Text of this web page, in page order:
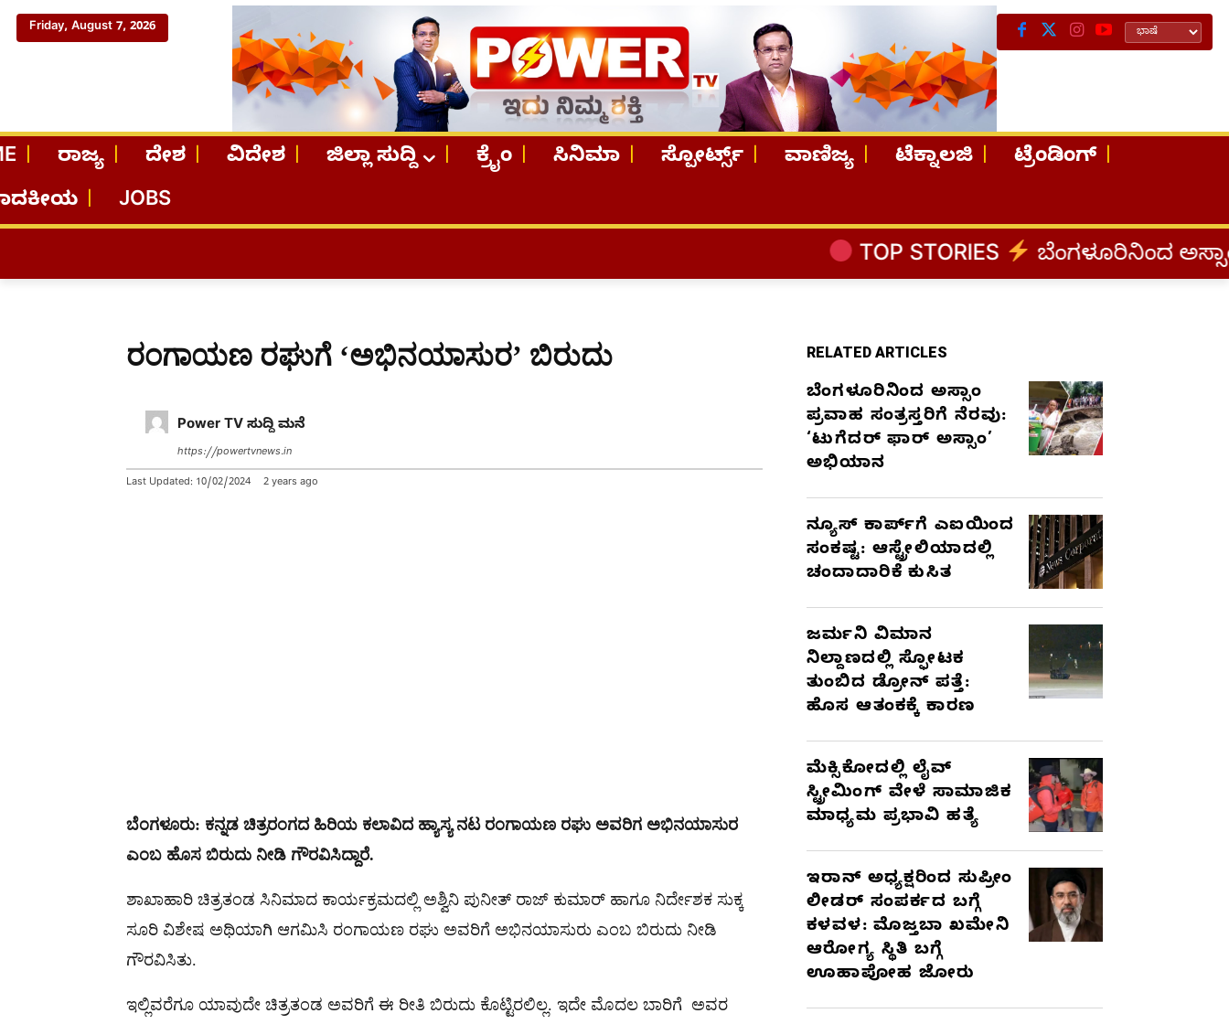
Friday, August 7, 2026
ರಾಜ್ಯ ದೇಶ ವಿದೇಶ ಜಿಲ್ಲಾ ಸುದ್ದಿ ಕ್ರೈಂ ಸಿನಿಮಾ ಸ್ಪೋರ್ಟ್ಸ್ ವಾಣಿಜ್ಯ ಟೆಕ್ನಾಲಜಿ
ಟ್ರೆಂಡಿಂಗ್
JOBS
TOP STORIES ಬೆಂಗಳೂರಿನಿಂದ ಅಸ್ಸಾಂ ಪ್ರವಾಹ
ರಂಗಾಯಣ ರಘುಗೆ ‘ಅಭಿನಯಾಸುರ’ ಬಿರುದು
Power TV ಸುದ್ದಿ ಮನೆ
https://powertvnews.in
Last Updated: 10/02/2024 2 years ago
ಬೆಂಗಳೂರು: ಕನ್ನಡ ಚಿತ್ರರಂಗದ ಹಿರಿಯ ಕಲಾವಿದ ಹ್ಯಾಸ್ಯ ನಟ ರಂಗಾಯಣ ರಘು ಅವರಿಗ ಅಭಿನಯಾಸುರ
ಎಂಬ ಹೊಸ ಬಿರುದು ನೀಡಿ ಗೌರವಿಸಿದ್ದಾರೆ.
ಶಾಖಾಹಾರಿ ಚಿತ್ರತಂಡ ಸಿನಿಮಾದ ಕಾರ್ಯಕ್ರಮದಲ್ಲಿ ಅಶ್ವಿನಿ ಪುನೀತ್ ರಾಜ್ ಕುಮಾರ್ ಹಾಗೂ ನಿರ್ದೇಶಕ ಸುಕ್ಕ
ಸೂರಿ ವಿಶೇಷ ಅಥಿಯಾಗಿ ಆಗಮಿಸಿ ರಂಗಾಯಣ ರಘು ಅವರಿಗೆ ಅಭಿನಯಾಸುರು ಎಂಬ ಬಿರುದು ನೀಡಿ
ಗೌರವಿಸಿತು.
ಇಲ್ಲಿವರೆಗೂ ಯಾವುದೇ ಚಿತ್ರತಂಡ ಅವರಿಗೆ ಈ ರೀತಿ ಬಿರುದು ಕೊಟ್ಟಿರಲಿಲ್ಲ. ಇದೇ ಮೊದಲ ಬಾರಿಗೆ ಅವರ
RELATED ARTICLES
ಬೆಂಗಳೂರಿನಿಂದ ಅಸ್ಸಾಂ
ಪ್ರವಾಹ ಸಂತ್ರಸ್ತರಿಗೆ ನೆರವು:
‘ಟುಗೆದರ್ ಫಾರ್ ಅಸ್ಸಾಂ’
ಅಭಿಯಾನ
ನ್ಯೂಸ್ ಕಾರ್ಪ್‌ಗೆ ಎಐಯಿಂದ
ಸಂಕಷ್ಟ: ಆಸ್ಟ್ರೇಲಿಯಾದಲ್ಲಿ
ಚಂದಾದಾರಿಕೆ ಕುಸಿತ
ಜರ್ಮನಿ ವಿಮಾನ
ನಿಲ್ದಾಣದಲ್ಲಿ ಸ್ಫೋಟಕ
ತುಂಬಿದ ಡ್ರೋನ್ ಪತ್ತೆ:
ಹೊಸ ಆತಂಕಕ್ಕೆ ಕಾರಣ
ಮೆಕ್ಸಿಕೋದಲ್ಲಿ ಲೈವ್
ಸ್ಟ್ರೀಮಿಂಗ್ ವೇಳೆ ಸಾಮಾಜಿಕ
ಮಾಧ್ಯಮ ಪ್ರಭಾವಿ ಹತ್ಯೆ
ಇರಾನ್ ಅಧ್ಯಕ್ಷರಿಂದ ಸುಪ್ರೀಂ
ಲೀಡರ್ ಸಂಪರ್ಕದ ಬಗ್ಗೆ
ಕಳವಳ: ಮೊಜ್ತಬಾ ಖಮೇನಿ
ಆರೋಗ್ಯ ಸ್ಥಿತಿ ಬಗ್ಗೆ
ಊಹಾಪೋಹ ಜೋರು